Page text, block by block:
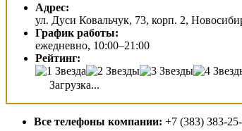
Адрес:
ул. Дуси Ковальчук, 73, корп. 2,
График работы:
ежедневно, 10:00–21:00
Рейтинг:
Загрузка...
Все телефоны компании: +7 (383) 383-